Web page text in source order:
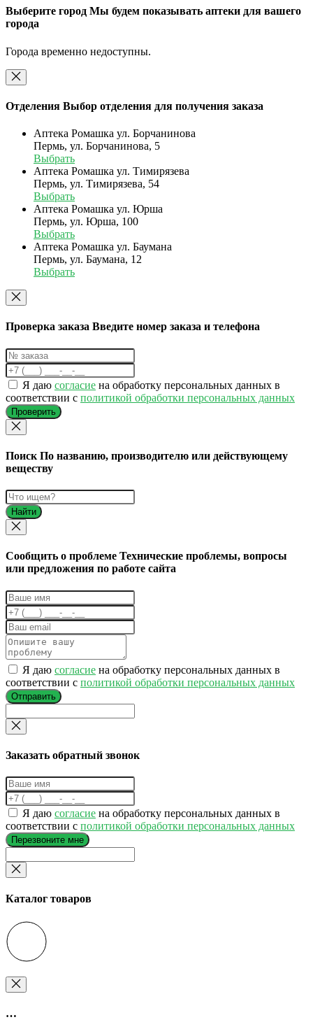
Выберите город Мы будем показывать аптеки для вашего
города
Города временно недоступны.
Отделения Выбор отделения для получения заказа
Аптека Ромашка ул. Борчанинова
Пермь, ул. Борчанинова, 5
Выбрать
Аптека Ромашка ул. Тимирязева
Пермь, ул. Тимирязева, 54
Выбрать
Аптека Ромашка ул. Юрша
Пермь, ул. Юрша, 100
Выбрать
Аптека Ромашка ул. Баумана
Пермь, ул. Баумана, 12
Выбрать
Проверка заказа Введите номер заказа и телефона
Я даю согласие на обработку персональных данных в
соответствии с политикой обработки персональных данных
Проверить
Поиск По названию, производителю или действующему
веществу
Найти
Cообщить о проблеме Технические проблемы, вопросы
или предложения по работе сайта
Я даю согласие на обработку персональных данных в
соответствии с политикой обработки персональных данных
Отправить
Заказать обратный звонок
Я даю согласие на обработку персональных данных в
соответствии с политикой обработки персональных данных
Перезвоните мне
Каталог товаров
…